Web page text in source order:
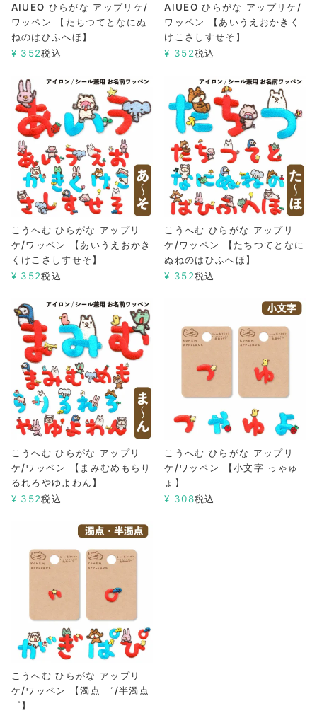
AIUEO ひらがな アップリケ/
ワッペン 【たちつてとなにぬ
ねのはひふへほ】
¥ 352税込
AIUEO ひらがな アップリケ/
ワッペン 【あいうえおかきく
けこさしすせそ】
¥ 352税込
こうへむ ひらがな アップリ
ケ/ワッペン 【あいうえおかき
くけこさしすせそ】
¥ 352税込
こうへむ ひらがな アップリ
ケ/ワッペン 【たちつてとなに
ぬねのはひふへほ】
¥ 352税込
こうへむ ひらがな アップリ
ケ/ワッペン 【まみむめもらり
るれろやゆよわん】
¥ 352税込
こうへむ ひらがな アップリ
ケ/ワッペン 【小文字 っゃゅ
ょ】
¥ 308税込
こうへむ ひらがな アップリ
ケ/ワッペン 【濁点 ゛/半濁点
゜】